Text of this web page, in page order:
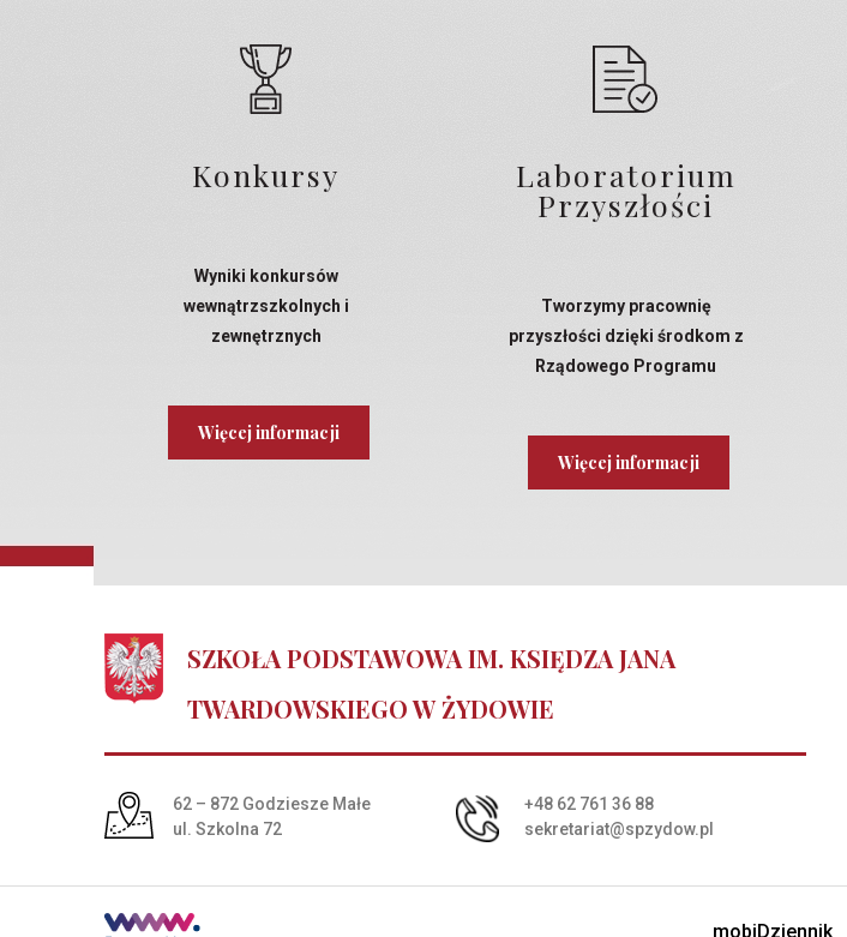
Konkursy
Wyniki konkursów
wewnątrzszkolnych i
zewnętrznych
Więcej informacji
Laboratorium
Przyszłości
Tworzymy pracownię
przyszłości dzięki środkom z
Rządowego Programu
Więcej informacji
SZKOŁA PODSTAWOWA IM. KSIĘDZA JANA
TWARDOWSKIEGO W ŻYDOWIE
Adres pocztowy:
62 – 872 Godziesze Małe
ul. Szkolna 72
+48 62 761 36 88
sekretariat@spzydow.pl
mobiDziennik